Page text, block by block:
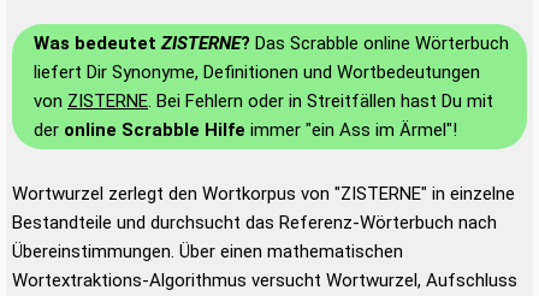
Was bedeutetZISTERNE? Das Scrabble online Wörterbuch
liefert Dir Synonyme, Definitionen und Wortbedeutungen
von ZISTERNE. Bei Fehlern oder in Streitfällen hast Du mit
der online Scrabble Hilfe immer "ein Ass im Ärmel"!
Wortwurzel zerlegt den Wortkorpus von "ZISTERNE" in einzelne
Bestandteile und durchsucht das Referenz-Wörterbuch nach
Übereinstimmungen. Über einen mathematischen
Wortextraktions-Algorithmus versucht Wortwurzel, Aufschluss